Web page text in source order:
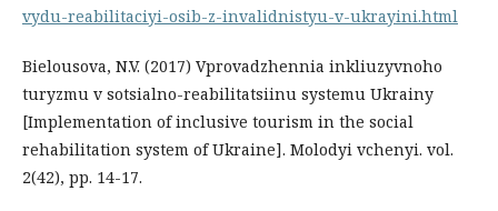
vydu-reabilitaciyi-osib-z-invalidnistyu-v-ukrayini.html
Bielousova, N.V. (2017) Vprovadzhennia inkliuzyvnoho
turyzmu v sotsialno-reabilitatsiinu systemu Ukrainy
[Implementation of inclusive tourism in the social
rehabilitation system of Ukraine]. Molodyi vchenyi. vol.
2(42), pp. 14-17.